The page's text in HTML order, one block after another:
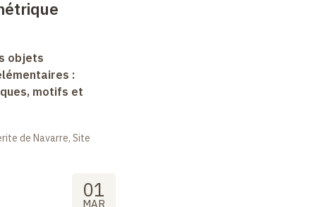
objets
:
motifs et
de Navarre, Site
01
MAR